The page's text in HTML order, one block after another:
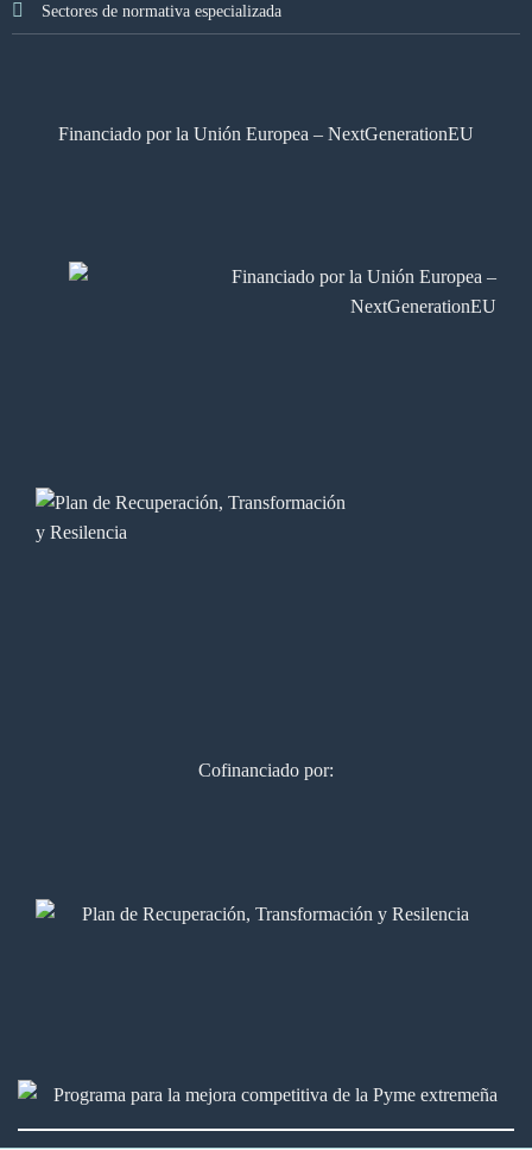
Sectores de normativa especializada
Financiado por la Unión Europea – NextGenerationEU
Cofinanciado por: